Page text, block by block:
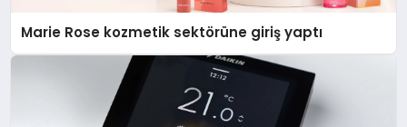
Marie Rose kozmetik sektörüne giriş yaptı